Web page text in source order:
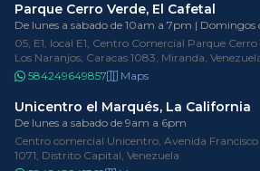
Parque Cerro Verde, El Cafetal
De lunes a sabado de 10am a 7pm | Domingos
05, E1, local E1, Centro Comercial Parque Cerro
Los Naranjos, Caracas 1083, Miranda,
584249649857
Maps
Unicentro el Marqués, La California
De lunes a sabado de 9am a 6pm
Centro comercial Unicentro, Avenida
1071, Distrito Capital, Venezuela